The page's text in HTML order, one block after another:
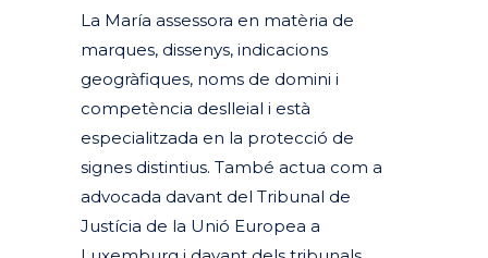
La María assessora en matèria de
marques, dissenys, indicacions
geogràfiques, noms de domini i
competència deslleial i està
especialitzada en la protecció de
signes distintius. També actua com a
advocada davant del Tribunal de
Justícia de la Unió Europea a